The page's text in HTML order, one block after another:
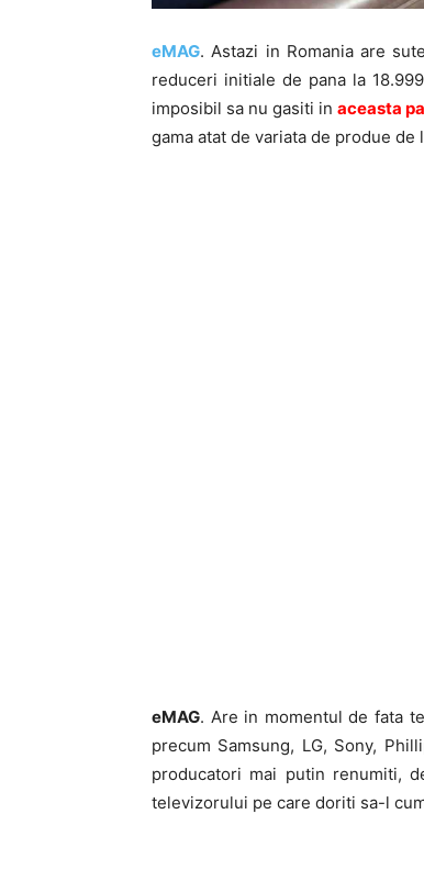
eMAG. Astazi in Romania are
reduceri initiale de pana la
imposibil sa nu gasiti inaceasta
gama atat de variata de produe
eMAG. Are in momentul de fata
precum Samsung, LG, Sony,
producatori mai putin renumiti,
televizorului pe care doriti sa-l